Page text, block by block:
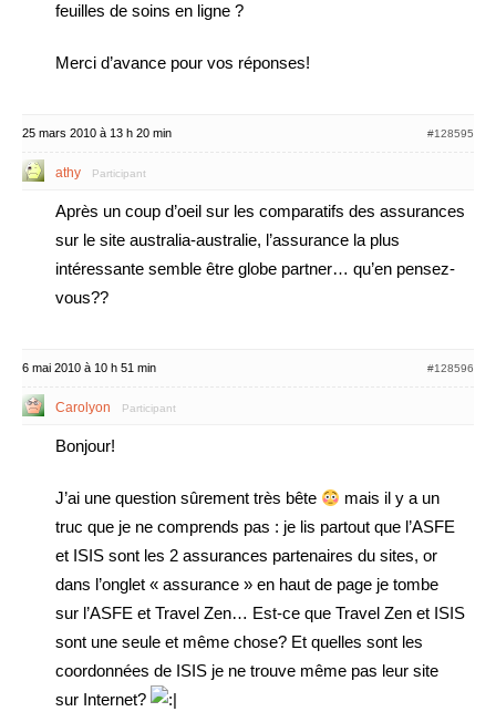
feuilles de soins en ligne ?
Merci d’avance pour vos réponses!
25 mars 2010 à 13 h 20 min #128595
athy Participant
Après un coup d’oeil sur les comparatifs des assurances
sur le site australia-australie, l’assurance la plus
intéressante semble être globe partner… qu’en pensez-
vous??
6 mai 2010 à 10 h 51 min #128596
Carolyon Participant
Bonjour!
J’ai une question sûrement très bête
mais il y a un
truc que je ne comprends pas : je lis partout que l’ASFE
et ISIS sont les 2 assurances partenaires du sites, or
dans l’onglet « assurance » en haut de page je tombe
sur l’ASFE et Travel Zen… Est-ce que Travel Zen et ISIS
sont une seule et même chose? Et quelles sont les
coordonnées de ISIS je ne trouve même pas leur site
sur Internet?